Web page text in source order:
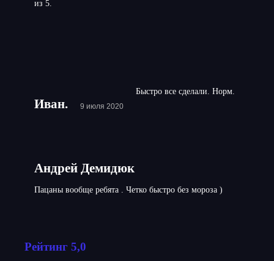
из 5.
Иван. 9 июля 2020
Быстро все сделали. Норм.
Андрей Демидюк
Пацаны вообще ребята . Четко быстро без мороза )
Рейтинг 5,0